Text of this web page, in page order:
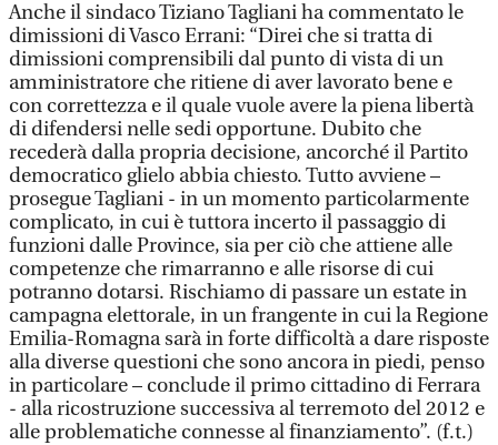
Anche il sindaco Tiziano Tagliani ha commentato le
dimissioni di Vasco Errani: “Direi che si tratta di
dimissioni comprensibili dal punto di vista di un
amministratore che ritiene di aver lavorato bene e
con correttezza e il quale vuole avere la piena libertà
di difendersi nelle sedi opportune. Dubito che
recederà dalla propria decisione, ancorché il Partito
democratico glielo abbia chiesto. Tutto avviene –
prosegue Tagliani - in un momento particolarmente
complicato, in cui è tuttora incerto il passaggio di
funzioni dalle Province, sia per ciò che attiene alle
competenze che rimarranno e alle risorse di cui
potranno dotarsi. Rischiamo di passare un estate in
campagna elettorale, in un frangente in cui la Regione
Emilia-Romagna sarà in forte difficoltà a dare risposte
alla diverse questioni che sono ancora in piedi, penso
in particolare – conclude il primo cittadino di Ferrara
- alla ricostruzione successiva al terremoto del 2012 e
alle problematiche connesse al finanziamento”. (f.t.)